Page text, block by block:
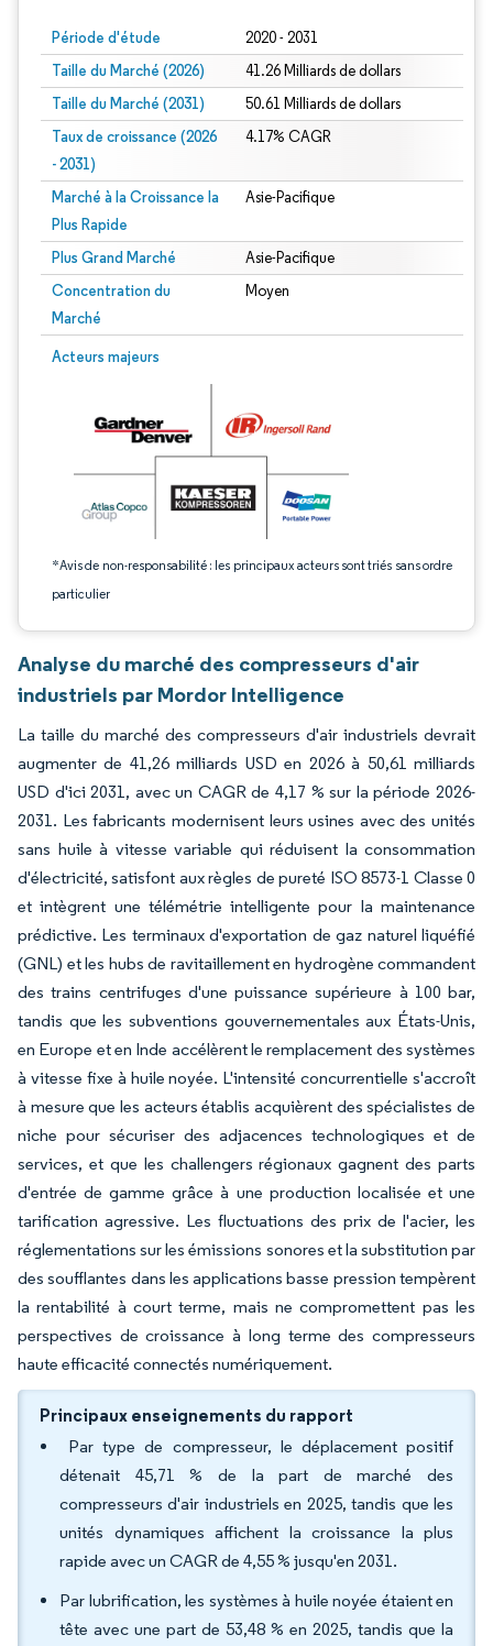
Période d'étude 2020 - 2031
Taille du Marché (2026) 41.26 Milliards de dollars
Taille du Marché (2031) 50.61 Milliards de dollars
Taux de croissance (2026
- 2031)
4.17% CAGR
Marché à la Croissance la
Plus Rapide
Asie-Pacifique
Plus Grand Marché Asie-Pacifique
Concentration du
Marché
Moyen
Acteurs majeurs
*Avis de non-responsabilité : les principaux acteurs sont triés sans ordre
particulier
Image © Mordor Intelligence. La réutilisation nécessite une attribution sous CC
Analyse du marché des compresseurs d'air
industriels par Mordor Intelligence
La taille du marché des compresseurs d'air industriels devrait
augmenter de 41,26 milliards USD en 2026 à 50,61 milliards
USD d'ici 2031, avec un CAGR de 4,17 % sur la période 2026-
2031. Les fabricants modernisent leurs usines avec des unités
sans huile à vitesse variable qui réduisent la consommation
d'électricité, satisfont aux règles de pureté ISO 8573-1 Classe 0
et intègrent une télémétrie intelligente pour la maintenance
prédictive. Les terminaux d'exportation de gaz naturel liquéfié
(GNL) et les hubs de ravitaillement en hydrogène commandent
des trains centrifuges d'une puissance supérieure à 100 bar,
tandis que les subventions gouvernementales aux États-Unis,
en Europe et en Inde accélèrent le remplacement des systèmes
à vitesse fixe à huile noyée. L'intensité concurrentielle s'accroît
à mesure que les acteurs établis acquièrent des spécialistes de
niche pour sécuriser des adjacences technologiques et de
services, et que les challengers régionaux gagnent des parts
d'entrée de gamme grâce à une production localisée et une
tarification agressive. Les fluctuations des prix de l'acier, les
réglementations sur les émissions sonores et la substitution par
des soufflantes dans les applications basse pression tempèrent
la rentabilité à court terme, mais ne compromettent pas les
perspectives de croissance à long terme des compresseurs
haute efficacité connectés numériquement.
Principaux enseignements du rapport
Par type de compresseur, le déplacement positif
détenait 45,71 % de la part de marché des
compresseurs d'air industriels en 2025, tandis que les
unités dynamiques affichent la croissance la plus
rapide avec un CAGR de 4,55 % jusqu'en 2031.
Par lubrification, les systèmes à huile noyée étaient en
tête avec une part de 53,48 % en 2025, tandis que la